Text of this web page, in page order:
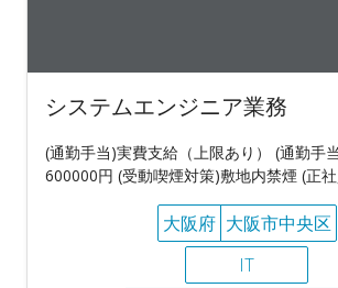
システムエンジニア業務
(通勤手当)実費支給（上限あり） (通勤手
600000円 (受動喫煙対策)敷地内禁煙 (正
大阪府 大阪市中央区
IT